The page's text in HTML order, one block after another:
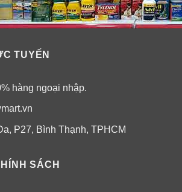
TUYẾN
hàng ngoại nhập.
P27, Bình Thạnh, TPHCM
SÁCH